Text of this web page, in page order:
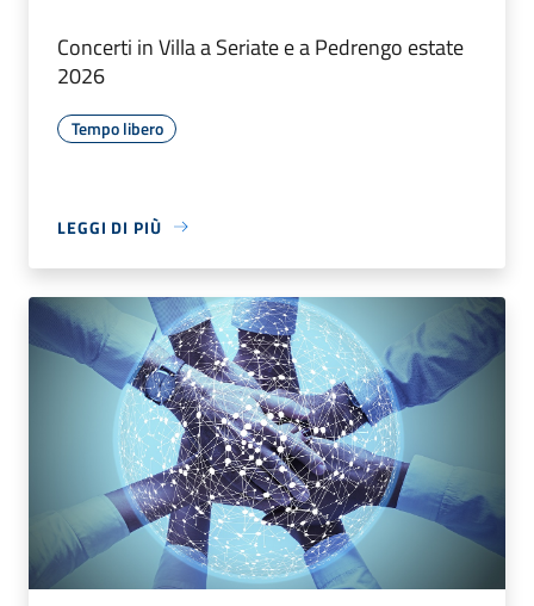
Concerti in Villa a Seriate e a Pedrengo estate
2026
Tempo libero
LEGGI DI PIÙ